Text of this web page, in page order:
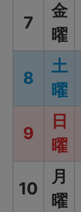
7
金
曜
8
土
曜
9
日
曜
10
月
曜